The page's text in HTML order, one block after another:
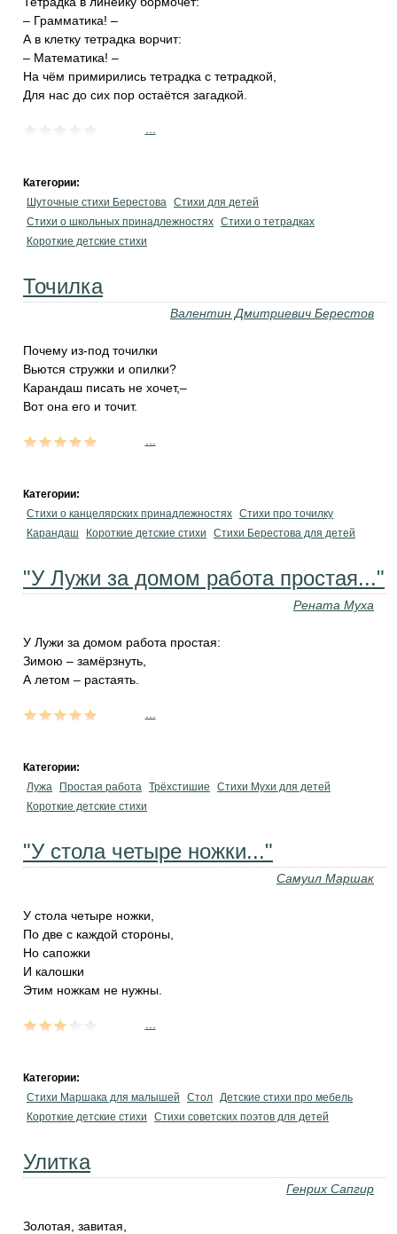
– Грамматика! –
А в клетку тетрадка ворчит:
– Математика! –
На чём примирились тетрадка с тетрадкой,
Для нас до сих пор остаётся загадкой.
Категории:
Шуточные стихи Берестова Стихи для детей
Стихи о школьных принадлежностях Стихи о тетрадках
Короткие детские стихи
Точилка
Валентин Дмитриевич Берестов
Почему из-под точилки
Вьются стружки и опилки?
Карандаш писать не хочет,–
Вот она его и точит.
Категории:
Стихи о канцелярских принадлежностях Стихи про точилку
Карандаш
Короткие детские стихи Стихи Берестова для детей
"У Лужи за домом работа простая..."
Рената Муха
У Лужи за домом работа простая:
Зимою – замёрзнуть,
А летом – растаять.
Категории:
Лужа
Простая работа Трёхстишие
Стихи Мухи для детей
Короткие детские стихи
"У стола четыре ножки..."
Самуил Маршак
У стола четыре ножки,
По две с каждой стороны,
Но сапожки
И калошки
Этим ножкам не нужны.
Категории:
Стихи Маршака для малышей
Стол Детские стихи про мебель
Короткие детские стихи
Стихи советских поэтов для детей
Улитка
Генрих Сапгир
Золотая, завитая,